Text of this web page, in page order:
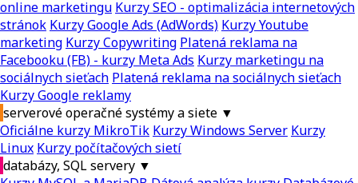
online marketingu Kurzy SEO - optimalizácia internetových
stránok Kurzy Google Ads (AdWords) Kurzy Youtube
marketing Kurzy Copywriting Platená reklama na
Facebooku (FB) - kurzy Meta Ads Kurzy marketingu na
sociálnych sieťach Platená reklama na sociálnych sieťach
Kurzy Google reklamy
serverové operačné systémy a siete ▼
Oficiálne kurzy MikroTik Kurzy Windows Server Kurzy
Linux Kurzy počítačových sietí
databázy, SQL servery ▼